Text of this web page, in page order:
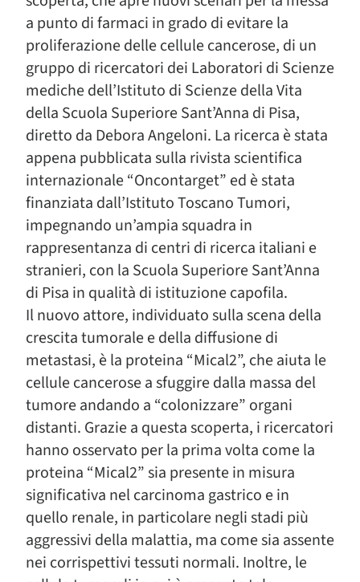
a punto di farmaci in grado di evitare la
proliferazione delle cellule cancerose, di un
gruppo di ricercatori dei Laboratori di Scienze
mediche dell’Istituto di Scienze della Vita
della Scuola Superiore Sant’Anna di Pisa,
diretto da Debora Angeloni. La ricerca è stata
appena pubblicata sulla rivista scientifica
internazionale “Oncontarget” ed è stata
finanziata dall’Istituto Toscano Tumori,
impegnando un’ampia squadra in
rappresentanza di centri di ricerca italiani e
stranieri, con la Scuola Superiore Sant’Anna
di Pisa in qualità di istituzione capofila.
Il nuovo attore, individuato sulla scena della
crescita tumorale e della diffusione di
metastasi, è la proteina “Mical2”, che aiuta le
cellule cancerose a sfuggire dalla massa del
tumore andando a “colonizzare” organi
distanti. Grazie a questa scoperta, i ricercatori
hanno osservato per la prima volta come la
proteina “Mical2” sia presente in misura
significativa nel carcinoma gastrico e in
quello renale, in particolare negli stadi più
aggressivi della malattia, ma come sia assente
nei corrispettivi tessuti normali. Inoltre, le